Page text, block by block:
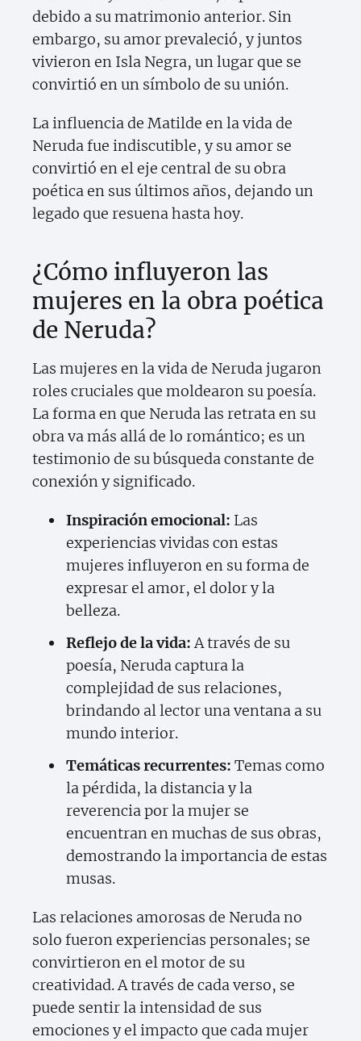
debido a su matrimonio anterior. Sin
embargo, su amor prevaleció, y juntos
vivieron en Isla Negra, un lugar que se
convirtió en un símbolo de su unión.
La influencia de Matilde en la vida de
Neruda fue indiscutible, y su amor se
convirtió en el eje central de su obra
poética en sus últimos años, dejando un
legado que resuena hasta hoy.
¿Cómo influyeron las
mujeres en la obra poética
de Neruda?
Las mujeres en la vida de Neruda jugaron
roles cruciales que moldearon su poesía.
La forma en que Neruda las retrata en su
obra va más allá de lo romántico; es un
testimonio de su búsqueda constante de
conexión y significado.
Inspiración emocional: Las
experiencias vividas con estas
mujeres influyeron en su forma de
expresar el amor, el dolor y la
belleza.
Reflejo de la vida:A través de su
poesía, Neruda captura la
complejidad de sus relaciones,
brindando al lector una ventana a su
mundo interior.
Temáticas recurrentes: Temas como
la pérdida, la distancia y la
reverencia por la mujer se
encuentran en muchas de sus obras,
demostrando la importancia de estas
musas.
Las relaciones amorosas de Neruda no
solo fueron experiencias personales; se
convirtieron en el motor de su
creatividad. A través de cada verso, se
puede sentir la intensidad de sus
emociones y el impacto que cada mujer